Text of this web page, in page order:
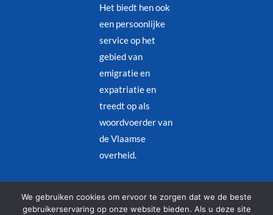
Het biedt hen ook
een persoonlijke
service op het
gebied van
emigratie en
expatriatie en
treedt op als
woordvoerder van
de Vlaamse
overheid.
Juridische kennisgeving–Privacybeleid
We gebruiken cookies om ervoor te zorgen dat we de beste
gebruikerservaring op onze website bieden. Als u deze site